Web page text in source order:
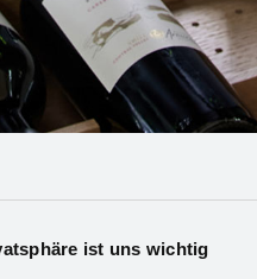
ist uns wichtig